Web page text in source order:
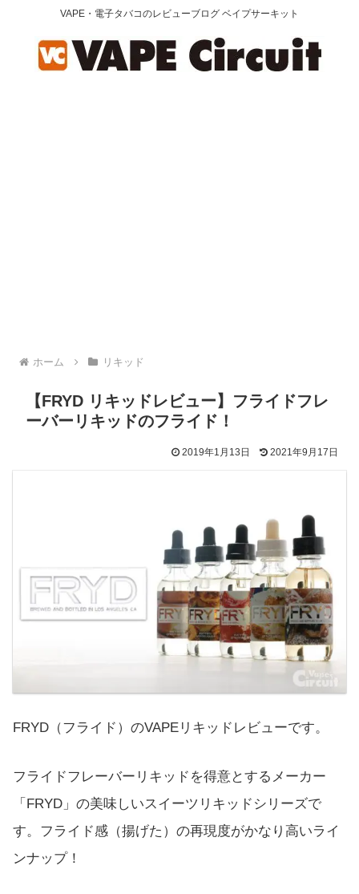
VAPE・電子タバコのレビューブログ ベイプサーキット
ホーム リキッド
【FRYD リキッドレビュー】フライドフレ
ーバーリキッドのフライド！
2019年1月13日 2021年9月17日
FRYD（フライド）のVAPEリキッドレビューです。
フライドフレーバーリキッドを得意とするメーカー
「FRYD」の美味しいスイーツリキッドシリーズで
す。フライド感（揚げた）の再現度がかなり高いライ
ンナップ！